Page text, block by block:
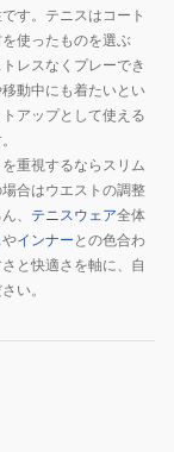
す。テニスはコート
使ったものを選ぶ
レスなくプレーでき
動中にも着たいとい
アップとして使える
重視するならスリム
合はウエストの調整
、 テニスウェア全体
やインナー との色合わ
と快適さを軸に、自
い。